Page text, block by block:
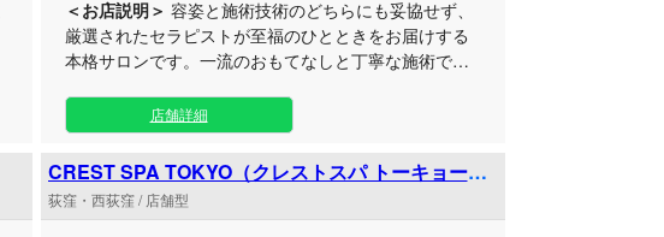
＜お店説明＞ 容姿と施術技術のどちらにも妥協せず、
厳選されたセラピストが至福のひとときをお届けする
本格サロンです。一流のおもてなしと丁寧な施術で、
りにリフレッシュしたい方にもおすすめの完全個室空
間をご用意。荻窪駅から徒歩圏内という落ち着いたエ
リアに佇む荻窪ルームにて、周りを気にせずゆったり
とお寛ぎいただけます。 おもてなしの心を込めた繊細
店舗詳細
CREST SPA TOKYO（クレストスパ トーキョー）
荻窪 room
荻窪・西荻窪 / 店舗型